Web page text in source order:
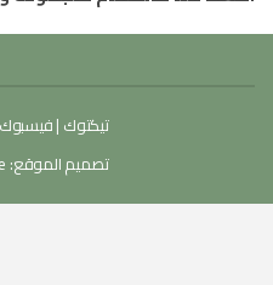
تيكتوك |فيسبوك
تصميم الموقع: